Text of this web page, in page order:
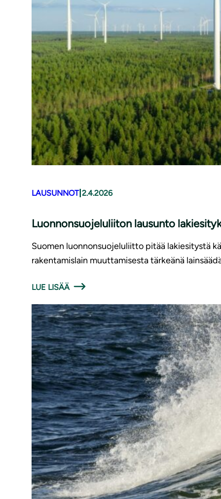
LAUSUNNOT| 2.4.2026
Luonnonsuojeluliiton lausunto
Suomen luonnonsuojeluliitto pitää lakiesitystä
rakentamislain muuttamisesta tärkeänä
LUE LISÄÄ